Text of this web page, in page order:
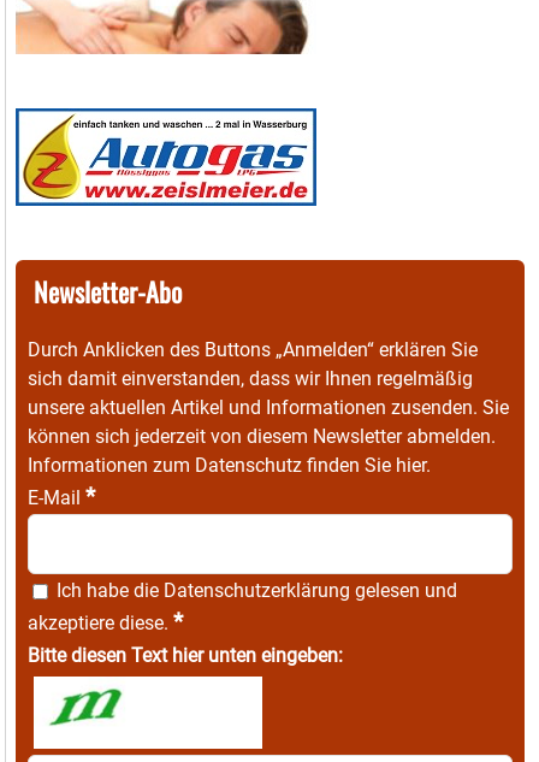
Newsletter-Abo
Durch Anklicken des Buttons „Anmelden“ erklären Sie
sich damit einverstanden, dass wir Ihnen regelmäßig
unsere aktuellen Artikel und Informationen zusenden. Sie
können sich jederzeit von diesem Newsletter abmelden.
Informationen zum Datenschutz finden Sie hier.
E-Mail *
Ich habe die Datenschutzerklärung gelesen und
akzeptiere diese. *
Bitte diesen Text hier unten eingeben: